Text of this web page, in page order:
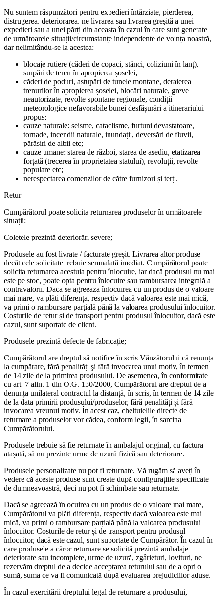
Nu suntem răspunzători pentru expedieri întârziate, pierderea,
distrugerea, deteriorarea, ne livrarea sau livrarea greșită a unei
expedieri sau a unei părți din aceasta în cazul în care sunt generate
de următoarele situații/circumstanțe independente de voința noastră,
dar nelimitându-se la acestea:
blocaje rutiere (căderi de copaci, stânci, coliziuni în lanț),
surpări de teren în apropierea șoselei;
căderi de poduri, astupări de tunele montane, deraierea
trenurilor în apropierea șoselei, blocări naturale, greve
neautorizate, revolte spontane regionale, condiții
meteorologice nefavorabile bunei desfășurări a itinerariului
propus;
cauze naturale: seisme, cataclisme, furtuni devastatoare,
tornade, incendii naturale, inundații, deversări de fluvii,
părăsiri de albii etc;
cauze umane: starea de război, starea de asediu, etatizarea
forțată (trecerea în proprietatea statului), revoluții, revolte
populare etc;
nerespectarea comenzilor de către furnizori și terți.
Retur
Cumpărătorul poate solicita returnarea produselor în următoarele
situații:
Coletele prezintă deteriorări severe;
Produsele au fost livrate / facturate greșit. Livrarea altor produse
decât cele solicitate trebuie semnalată imediat. Cumpărătorul poate
solicita returnarea acestuia pentru înlocuire, iar dacă produsul nu mai
este pe stoc, poate opta pentru înlocuire sau rambursarea integrală a
contravalorii. Daca se agreează înlocuirea cu un produs de o valoare
mai mare, va plăti diferența, respectiv dacă valoarea este mai mică,
va primi o rambursare parțială până la valoarea produsului înlocuitor.
Costurile de retur și de transport pentru produsul înlocuitor, dacă este
cazul, sunt suportate de client.
Produsele prezintă defecte de fabricație;
Cumpărătorul are dreptul să notifice în scris Vânzătorului că renunța
la cumpărare, fără penalități şi fără invocarea unui motiv, în termen
de 14 zile de la primirea produsului. De asemenea, în conformitate
cu art. 7 alin. 1 din O.G. 130/2000, Cumpărătorul are dreptul de a
denunța unilateral contractul la distanță, în scris, în termen de 14 zile
de la data primirii produsului/produselor, fără penalități și fără
invocarea vreunui motiv. În acest caz, cheltuielile directe de
returnare a produselor vor cădea, conform legii, în sarcina
Cumpărătorului.
Produsele trebuie să fie returnate în ambalajul original, cu factura
atașată, să nu prezinte urme de uzură fizică sau deteriorare.
Produsele personalizate nu pot fi returnate. Vă rugăm să aveți în
vedere că aceste produse sunt create după configurațiile specificate
de dumneavoastră, deci nu pot fi schimbate sau returnate.
Dacă se agreează înlocuirea cu un produs de o valoare mai mare,
Cumpărătorul va plăti diferența, respectiv dacă valoarea este mai
mică, va primi o rambursare parțială până la valoarea produsului
înlocuitor. Costurile de retur și de transport pentru produsul
înlocuitor, dacă este cazul, sunt suportate de Cumpărător. În cazul în
care produsele a căror returnare se solicită prezintă ambalaje
deteriorate sau incomplete, urme de uzură, zgârieturi, lovituri, ne
rezervăm dreptul de a decide acceptarea returului sau de a opri o
sumă, suma ce va fi comunicată după evaluarea prejudiciilor aduse.
În cazul exercitării dreptului legal de returnare a produsului,